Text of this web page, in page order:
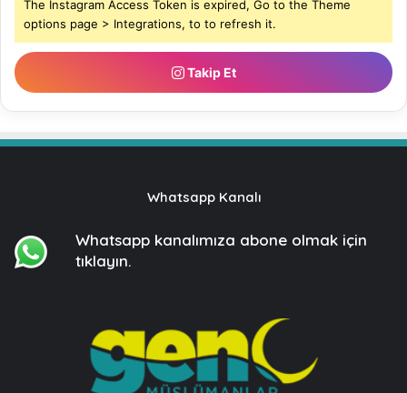
The Instagram Access Token is expired, Go to the Theme
options page > Integrations, to to refresh it.
Takip Et
Whatsapp Kanalı
Whatsapp kanalımıza abone olmak için
tıklayın.